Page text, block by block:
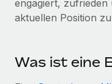
Remote
Nahtlose
Integrierte HR-
vergrößern
Globale HR für
Forschung und
HR-Glossar
Português (Portugal)
engagiert,
aktuellen Position
Was ist eine